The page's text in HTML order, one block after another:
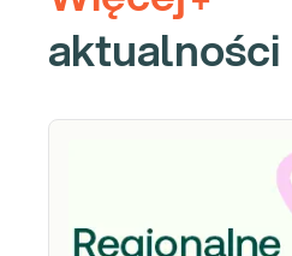
aktualności